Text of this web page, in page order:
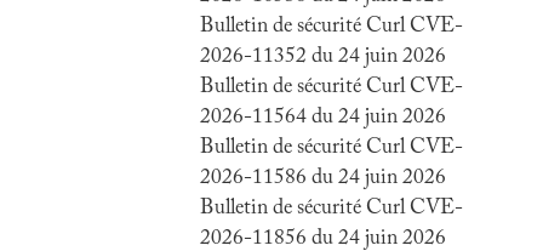
Bulletin de sécurité Curl CVE-
2026-11352 du 24 juin 2026
Bulletin de sécurité Curl CVE-
2026-11564 du 24 juin 2026
Bulletin de sécurité Curl CVE-
2026-11586 du 24 juin 2026
Bulletin de sécurité Curl CVE-
2026-11856 du 24 juin 2026